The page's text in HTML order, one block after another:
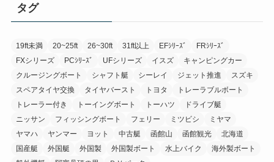
タグ
19ft未満 20~25ft 26~30ft 31ft以上 EFｼﾘｰｽﾞ
FRｼﾘｰｽﾞ
FXシリーズ
PCｼﾘｰｽﾞ UFシリーズ イスズ
キャンピングカー
クルージングボート
シャフト艇 シーレイ ジェット推進
スズキ
スペアタイヤ交換
タイヤバースト トヨタ
トレーラブルボート
トレーラー付き
トーイングボート トーハツ
ドライブ艇
ニッサン
フィッシングボート フェリー ミツビシ
ミヤマ
ヤマハ
ヤンマー ヨット 中古艇 函館山 函館観光
北海道
国産艇
外国艇 外国製 外国製ボート 水上バイク
海外製ボート